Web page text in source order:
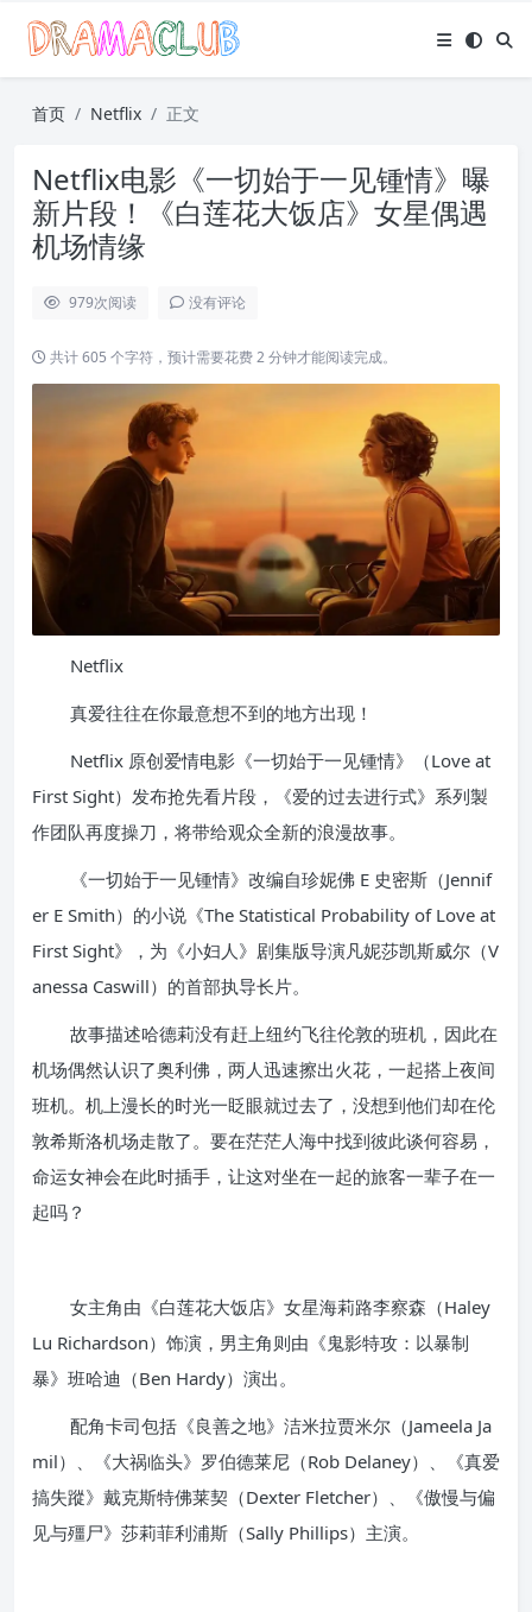
首页 Netflix 正文
Netflix电影《一切始于一见锺情》曝
新片段！《白莲花大饭店》女星偶遇
机场情缘
979次阅读 没有评论
共计 605 个字符，预计需要花费 2 分钟才能阅读完成。
Netflix
真爱往往在你最意想不到的地方出现！
Netflix 原创爱情电影《一切始于一见锺情》（Love at
First Sight）发布抢先看片段，《爱的过去进行式》系列製
作团队再度操刀，将带给观众全新的浪漫故事。
《一切始于一见锺情》改编自珍妮佛 E 史密斯（Jennif
er E Smith）的小说《The Statistical Probability of Love at
First Sight》，为《小妇人》剧集版导演凡妮莎凯斯威尔（V
anessa Caswill）的首部执导长片。
故事描述哈德莉没有赶上纽约飞往伦敦的班机，因此在
机场偶然认识了奥利佛，两人迅速擦出火花，一起搭上夜间
班机。机上漫长的时光一眨眼就过去了，没想到他们却在伦
敦希斯洛机场走散了。要在茫茫人海中找到彼此谈何容易，
命运女神会在此时插手，让这对坐在一起的旅客一辈子在一
起吗？
女主角由《白莲花大饭店》女星海莉路李察森（Haley
Lu Richardson）饰演，男主角则由《鬼影特攻：以暴制
暴》班哈迪（Ben Hardy）演出。
配角卡司包括《良善之地》洁米拉贾米尔（Jameela Ja
mil）、《大祸临头》罗伯德莱尼（Rob Delaney）、《真爱
搞失蹤》戴克斯特佛莱契（Dexter Fletcher）、《傲慢与偏
见与殭尸》莎莉菲利浦斯（Sally Phillips）主演。